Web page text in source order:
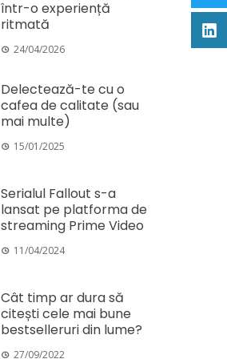
într-o experiență
ritmată
24/04/2026
Delectează-te cu o
cafea de calitate (sau
mai multe)
15/01/2025
Serialul Fallout s-a
lansat pe platforma de
streaming Prime Video
11/04/2024
Cât timp ar dura să
citești cele mai bune
bestselleruri din lume?
27/09/2022